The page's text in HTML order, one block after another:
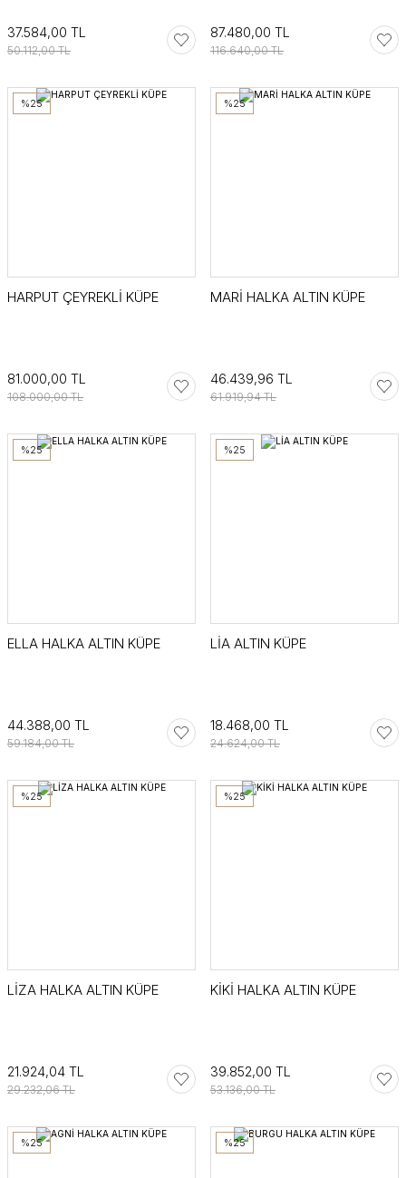
37.584,00 TL
50.112,00 TL
87.480,00 TL
116.640,00 TL
%25
HARPUT ÇEYREKLİ KÜPE
81.000,00 TL
108.000,00 TL
%25
MARİ HALKA ALTIN KÜPE
46.439,96 TL
61.919,94 TL
%25
ELLA HALKA ALTIN KÜPE
44.388,00 TL
59.184,00 TL
%25
LİA ALTIN KÜPE
18.468,00 TL
24.624,00 TL
%25
LİZA HALKA ALTIN KÜPE
21.924,04 TL
29.232,06 TL
%25
KİKİ HALKA ALTIN KÜPE
39.852,00 TL
53.136,00 TL
%25 %25